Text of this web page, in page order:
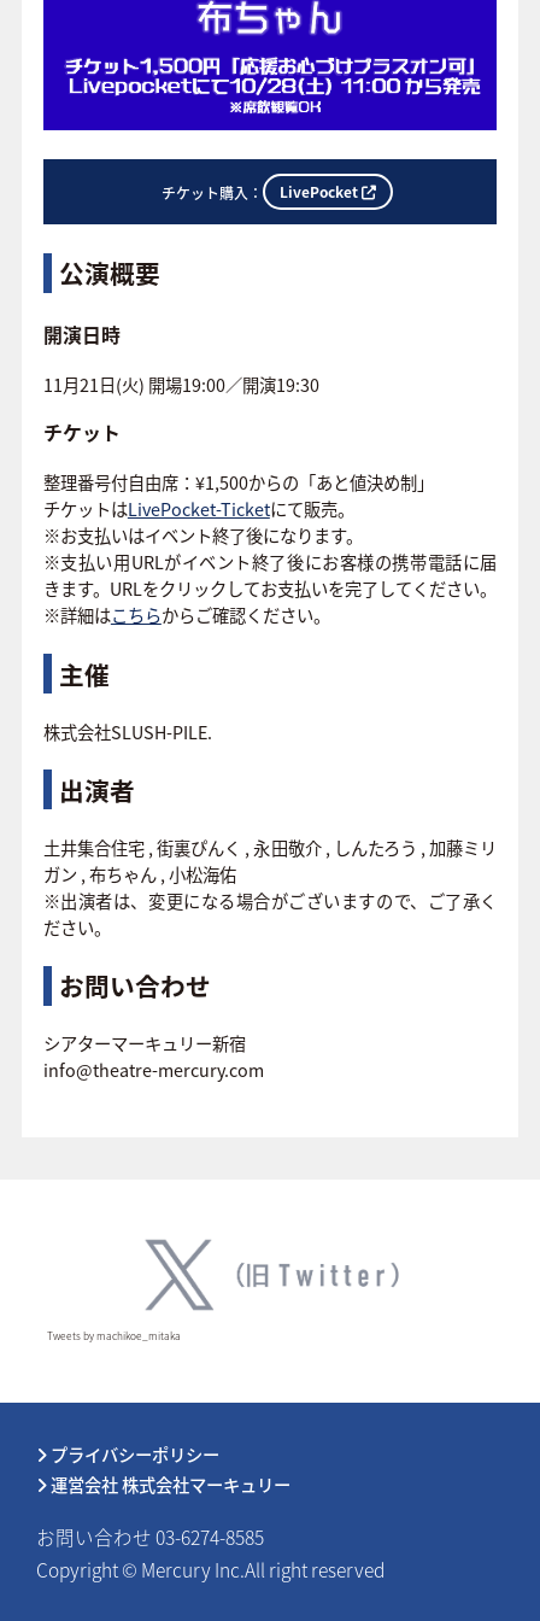
チケット購入： LivePocket
公演概要
開演日時
11月21日(火) 開場19:00／開演19:30
チケット
整理番号付自由席：¥1,500からの「あと値決め制」
チケットはLivePocket-Ticketにて販売。
※お支払いはイベント終了後になります。
※支払い用URLがイベント終了後にお客様の携帯電話に届
きます。URLをクリックしてお支払いを完了してください。
※詳細はこちらからご確認ください。
主催
株式会社SLUSH-PILE.
出演者
土井集合住宅 , 街裏ぴんく , 永田敬介 , しんたろう , 加藤ミリ
ガン , 布ちゃん , 小松海佑
※出演者は、変更になる場合がございますので、ご了承く
ださい。
お問い合わせ
シアターマーキュリー新宿
info@theatre-mercury.com
Tweets by machikoe_mitaka
プライバシーポリシー
運営会社 株式会社マーキュリー
お問い合わせ 03-6274-8585
Copyright © Mercury Inc.All right reserved